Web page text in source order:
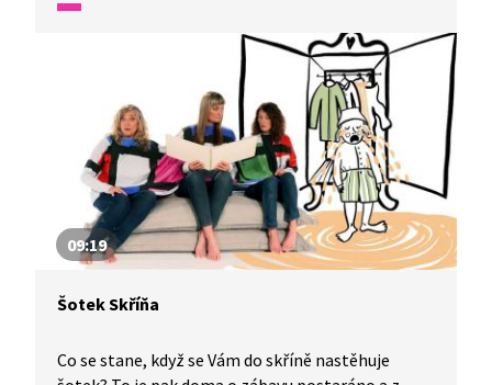
šikovné a odvážné děti, které si umí s šotky
09:19
Šotek Skříňa
Co se stane, když se Vám do skříně nastěhuje